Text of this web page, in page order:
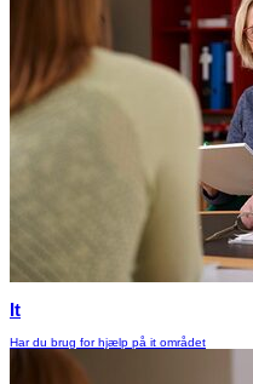
It
Har du brug for hjælp på it området